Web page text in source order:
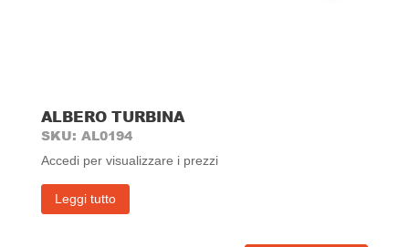
ALBERO TURBINA
SKU: AL0194
Accedi per visualizzare i prezzi
Leggi tutto